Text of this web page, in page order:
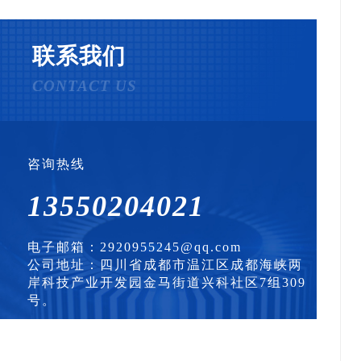
联系我们
CONTACT US
咨询热线
13550204021
电子邮箱：2920955245@qq.com
公司地址：四川省成都市温江区成都海峡两
岸科技产业开发园金马街道兴科社区7组309
号。